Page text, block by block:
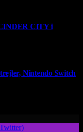
CITY i
Nintendo Switch